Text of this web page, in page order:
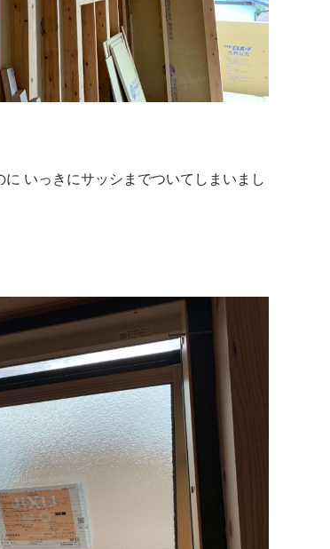
いっきにサッシまでついてしまいまし